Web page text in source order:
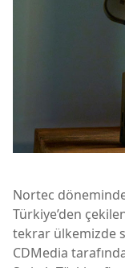
Nortec
Türkiye’den
tekrar ülkemizde
CDMedia